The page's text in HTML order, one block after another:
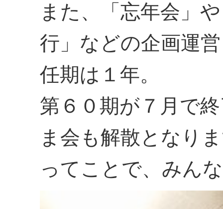
また、「忘年会」
行」などの企画運
任期は１年。
第６０期が７月で
ま会も解散となり
ってことで、みん